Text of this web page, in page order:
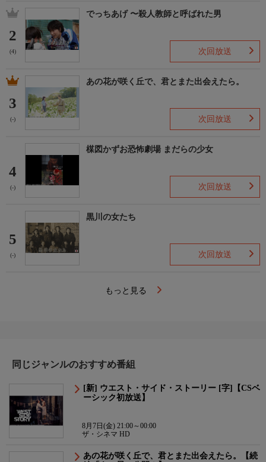
2
(4)
でっちあげ 〜殺人教師と呼ばれた男
次回放送
3
(-)
あの花が咲く丘で、君とまた出会えたら。
次回放送
4
(-)
楳図かずお恐怖劇場 まだらの少女
次回放送
5
(-)
黒川の女たち
次回放送
もっと見る
同じジャンルのおすすめ番組
[新] ウエスト・サイド・ストーリー [字]【CSベ
ーシック初放送】
8月7日(金) 21:00～00:00
ザ・シネマ HD
あの花が咲く丘で、君とまた出会えたら。【続